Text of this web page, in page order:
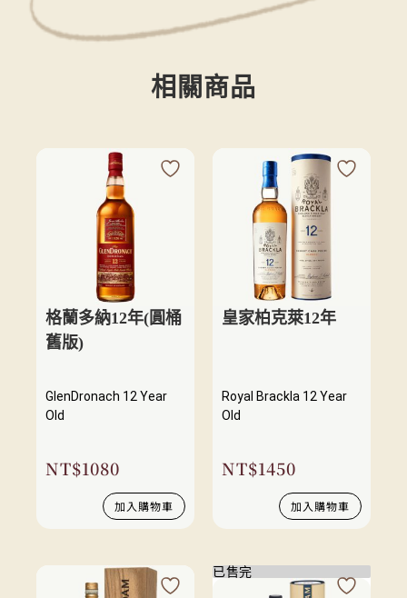
相關商品
格蘭多納12年(圓桶
舊版)
GlenDronach 12 Year
Old
NT$1080
加入購物車
皇家柏克萊12年
Royal Brackla 12 Year
Old
NT$1450
加入購物車
已售完